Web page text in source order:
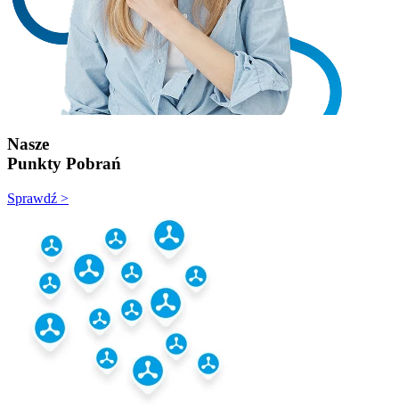
Nasze
Punkty Pobrań
Sprawdź >